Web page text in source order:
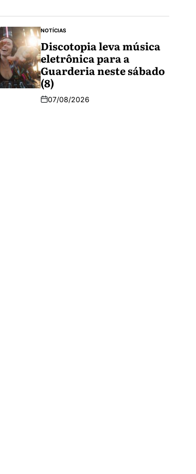
NOTÍCIAS
Discotopia leva música
eletrônica para a
Guarderia neste sábado
(8)
07/08/2026